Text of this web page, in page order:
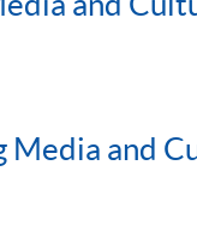
Media and